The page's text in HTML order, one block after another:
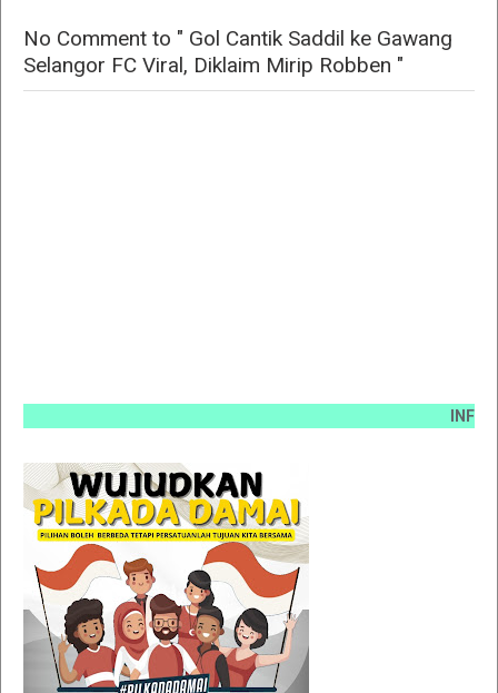
No Comment to " Gol Cantik Saddil ke Gawang
Selangor FC Viral, Diklaim Mirip Robben "
INFO